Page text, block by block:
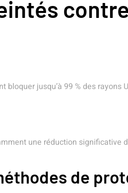
jusqu’à 99 % des
une réduction
de